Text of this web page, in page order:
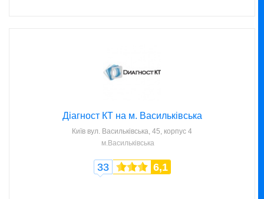
Діагност КТ на м. Васильківська
Київ вул. Васильківська, 45, корпус 4
м.Васильківська
33 6,1